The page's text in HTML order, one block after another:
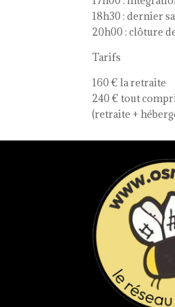
18h30 : dernier
20h00 : clôture
Tarifs
160 € la retraite
240 € tout
(retraite +